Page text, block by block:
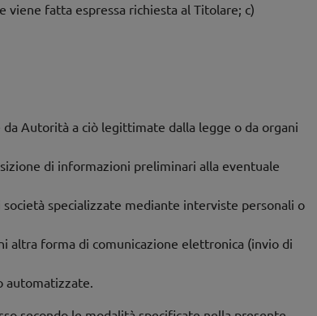
viene fatta espressa richiesta al Titolare; c)
Autorità a ciò legittimate dalla legge o da organi
di informazioni preliminari alla eventuale
specializzate mediante interviste personali o
altra forma di comunicazione elettronica (invio di
automatizzate.